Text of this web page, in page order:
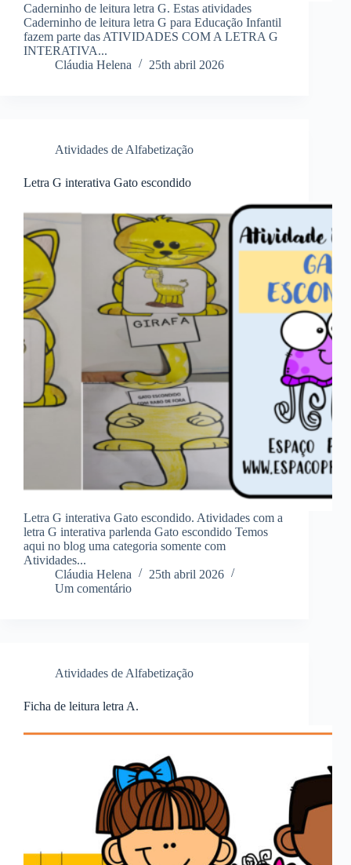
Caderninho de leitura letra G. Estas atividades
Caderninho de leitura letra G para Educação Infantil
fazem parte das ATIVIDADES COM A LETRA G
INTERATIVA...
Cláudia Helena
25th abril 2026
Atividades de Alfabetização
Letra G interativa Gato escondido
Letra G interativa Gato escondido. Atividades com a
letra G interativa parlenda Gato escondido Temos
aqui no blog uma categoria somente com
Atividades...
Cláudia Helena
25th abril 2026
Um comentário
Atividades de Alfabetização
Ficha de leitura letra A.